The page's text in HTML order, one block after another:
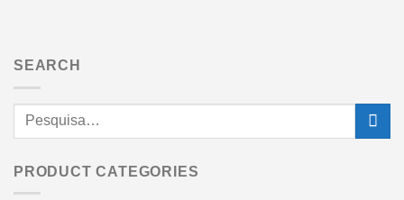
SEARCH
PRODUCT CATEGORIES